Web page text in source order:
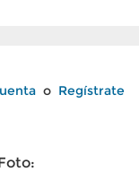
o Regístrate